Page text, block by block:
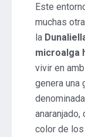
Este
muchas
la
microalga
vivir en
genera una
color de